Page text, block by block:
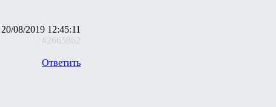
20/08/2019 12:45:11
#2665862
Ответить